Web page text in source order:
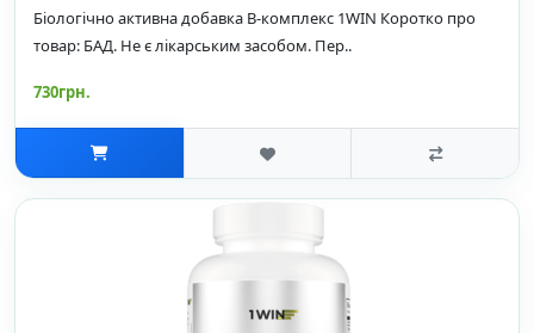
Біологічно активна добавка B-комплекс 1WIN Коротко про
товар: БАД. Не є лікарським засобом. Пер..
730грн.